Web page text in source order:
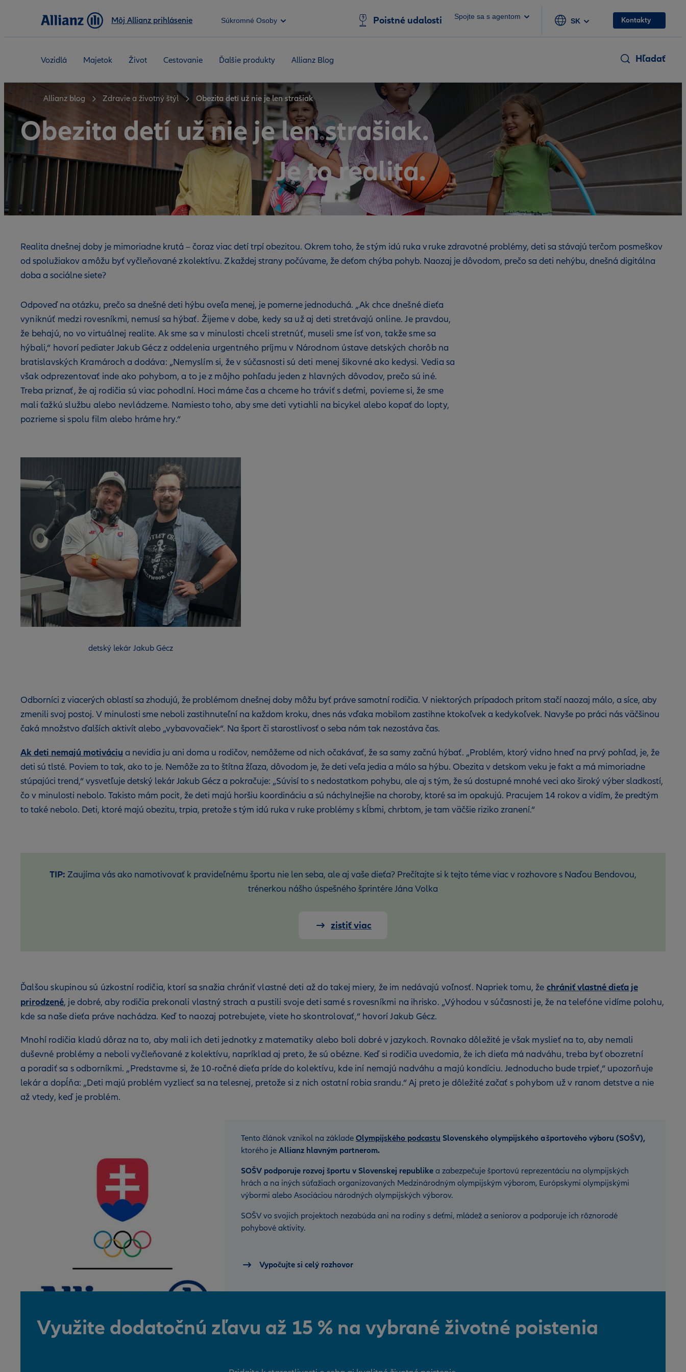
Môj Allianz prihlásenie Súkromné Osoby Poistné udalosti Spojte sa s agentom
SK Kontakty
Vozidlá Majetok Život Cestovanie Ďalšie produkty Allianz Blog Hľadať
Allianz blog Zdravie a životný štýl Obezita detí už nie je len strašiak
Obezita detí už nie je len strašiak.
Je to realita.
Realita dnešnej doby je mimoriadne krutá – čoraz viac detí trpí obezitou. Okrem toho, že s tým idú ruka v ruke zdravotné problémy, deti sa stávajú terčom posmeškov
od spolužiakov a môžu byť vyčleňované z kolektívu. Z každej strany počúvame, že deťom chýba pohyb. Naozaj je dôvodom, prečo sa deti nehýbu, dnešná digitálna
doba a sociálne siete?
Odpoveď na otázku, prečo sa dnešné deti hýbu oveľa menej, je pomerne jednoduchá. „Ak chce dnešné dieťa
vyniknúť medzi rovesníkmi, nemusí sa hýbať. Žijeme v dobe, kedy sa už aj deti stretávajú online. Je pravdou,
že behajú, no vo virtuálnej realite. Ak sme sa v minulosti chceli stretnúť, museli sme ísť von, takže sme sa
hýbali,“ hovorí pediater Jakub Gécz z oddelenia urgentného príjmu v Národnom ústave detských chorôb na
bratislavských Kramároch a dodáva: „Nemyslím si, že v súčasnosti sú deti menej šikovné ako kedysi. Vedia sa
však odprezentovať inde ako pohybom, a to je z môjho pohľadu jeden z hlavných dôvodov, prečo sú iné.
Treba priznať, že aj rodičia sú viac pohodlní. Hoci máme čas a chceme ho tráviť s deťmi, povieme si, že sme
mali ťažkú službu alebo nevládzeme. Namiesto toho, aby sme deti vytiahli na bicykel alebo kopať do lopty,
pozrieme si spolu film alebo hráme hry.“
detský lekár Jakub Gécz
Odborníci z viacerých oblastí sa zhodujú, že problémom dnešnej doby môžu byť práve samotní rodičia. V niektorých prípadoch pritom stačí naozaj málo, a síce, aby
zmenili svoj postoj. V minulosti sme neboli zastihnuteľní na každom kroku, dnes nás vďaka mobilom zastihne ktokoľvek a kedykoľvek. Navyše po práci nás väčšinou
čaká množstvo ďalších aktivít alebo „vybavovačiek“. Na šport či starostlivosť o seba nám tak nezostáva čas.
Ak deti nemajú motiváciu a nevidia ju ani doma u rodičov, nemôžeme od nich očakávať, že sa samy začnú hýbať. „Problém, ktorý vidno hneď na prvý pohľad, je, že
deti sú tlsté. Poviem to tak, ako to je. Nemôže za to štítna žľaza, dôvodom je, že deti veľa jedia a málo sa hýbu. Obezita v detskom veku je fakt a má mimoriadne
stúpajúci trend,“ vysvetľuje detský lekár Jakub Gécz a pokračuje: „Súvisí to s nedostatkom pohybu, ale aj s tým, že sú dostupné mnohé veci ako široký výber sladkostí,
čo v minulosti nebolo. Takisto mám pocit, že deti majú horšiu koordináciu a sú náchylnejšie na choroby, ktoré sa im opakujú. Pracujem 14 rokov a vidím, že predtým
to také nebolo. Deti, ktoré majú obezitu, trpia, pretože s tým idú ruka v ruke problémy s kĺbmi, chrbtom, je tam väčšie riziko zranení.“
TIP: Zaujíma vás ako namotivovať k pravideľnému športu nie len seba, ale aj vaše dieťa? Prečítajte si k tejto téme viac v rozhovore s Naďou Bendovou,
trénerkou nášho úspešného šprintére Jána Volka
zistiť viac
Ďalšou skupinou sú úzkostní rodičia, ktorí sa snažia chrániť vlastné deti až do takej miery, že im nedávajú voľnosť. Napriek tomu, že chrániť vlastné dieťa je
prirodzené, je dobré, aby rodičia prekonali vlastný strach a pustili svoje deti samé s rovesníkmi na ihrisko. „Výhodou v súčasnosti je, že na telefóne vidíme polohu,
kde sa naše dieťa práve nachádza. Keď to naozaj potrebujete, viete ho skontrolovať,“ hovorí Jakub Gécz.
Mnohí rodičia kladú dôraz na to, aby mali ich deti jednotky z matematiky alebo boli dobré v jazykoch. Rovnako dôležité je však myslieť na to, aby nemali
duševné problémy a neboli vyčleňované z kolektívu, napríklad aj preto, že sú obézne. Keď si rodičia uvedomia, že ich dieťa má nadváhu, treba byť obozretní
a poradiť sa s odborníkmi. „Predstavme si, že 10-ročné dieťa príde do kolektívu, kde iní nemajú nadváhu a majú kondíciu. Jednoducho bude trpieť,“ upozorňuje
lekár a dopĺňa: „Deti majú problém vyzliecť sa na telesnej, pretože si z nich ostatní robia srandu.“ Aj preto je dôležité začať s pohybom už v ranom detstve a nie
až vtedy, keď je problém.
Tento článok vznikol na základe Olympijského podcastu Slovenského olympijského a športového výboru (SOŠV),
ktorého je Allianz hlavným partnerom.
SOŠV podporuje rozvoj športu v Slovenskej republike a zabezpečuje športovú reprezentáciu na olympijských
hrách a na iných súťažiach organizovaných Medzinárodným olympijským výborom, Európskymi olympijskými
výbormi alebo Asociáciou národných olympijských výborov.
SOŠV vo svojich projektoch nezabúda ani na rodiny s deťmi, mládež a seniorov a podporuje ich rôznorodé
pohybové aktivity.
Vypočujte si celý rozhovor
Využite dodatočnú zľavu až 15 % na vybrané životné poistenia